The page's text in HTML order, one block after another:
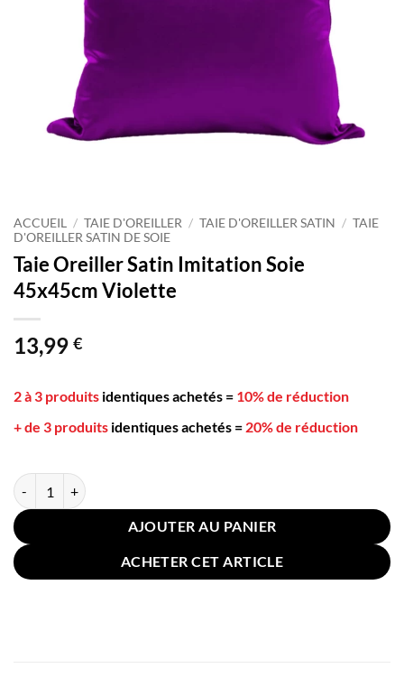
ACCUEIL / TAIE D'OREILLER / TAIE D'OREILLER SATIN / TAIE
D'OREILLER SATIN DE SOIE
Taie Oreiller Satin Imitation Soie
45x45cm Violette
13,99 €
2 à 3 produits identiques achetés = 10% de réduction
+ de 3 produits identiques achetés = 20% de réduction
quantité de Taie Oreiller Satin Imitation Soie 45x45cm Violette
AJOUTER AU PANIER
ACHETER CET ARTICLE